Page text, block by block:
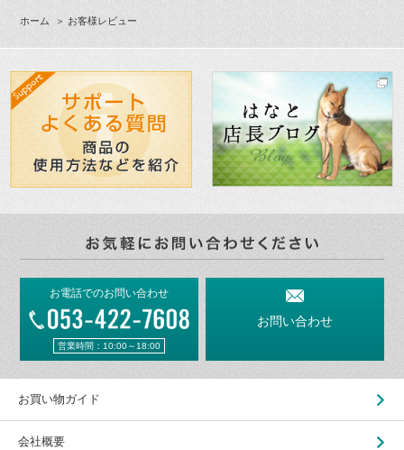
ホーム ＞ お客様レビュー
お電話でのお問い合わせ
営業時間：10:00～18:00
お問い合わせ
お買い物ガイド
会社概要